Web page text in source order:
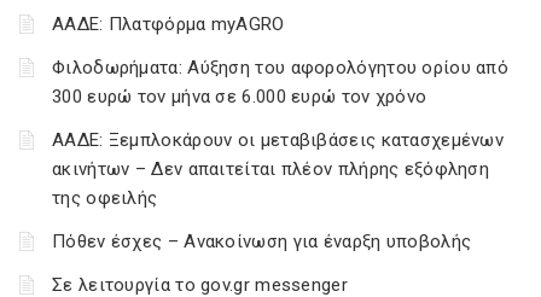
ΑΑΔΕ: Πλατφόρμα myAGRO
Φιλοδωρήματα: Αύξηση του αφορολόγητου ορίου από
300 ευρώ τον μήνα σε 6.000 ευρώ τον χρόνο
ΑΑΔΕ: Ξεμπλοκάρουν οι μεταβιβάσεις κατασχεμένων
ακινήτων – Δεν απαιτείται πλέον πλήρης εξόφληση
της οφειλής
Πόθεν έσχες – Ανακοίνωση για έναρξη υποβολής
Σε λειτουργία το gov.gr messenger